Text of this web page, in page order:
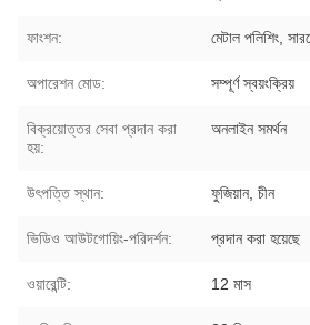
ফাংশন: মেটাল পলিশিং,
অপারেশন মোড: সম্পূর্ণ স্বয়ংক্রিয়
বিক্রয়োত্তর সেবা প্রদান করা
হয়:
অনলাইন সমর্থন
উৎপত্তি স্থান: ফুজিয়ান, চীন
ভিডিও আউটগোয়িং-পরিদর্শন: প্রদান করা হয়েছে
ওয়ারেন্টি: 12 মাস